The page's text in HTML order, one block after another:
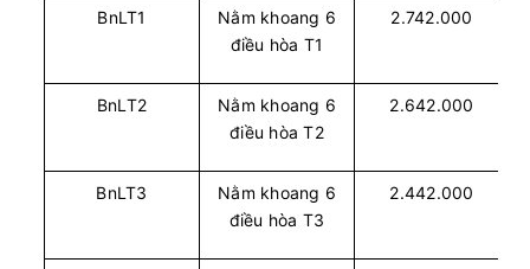
BnLT1
Nằm khoang 6
điều hòa T1
2.742.000
BnLT2
Nằm khoang 6
điều hòa T2
2.642.000
BnLT3
Nằm khoang 6
điều hòa T3
2.442.000